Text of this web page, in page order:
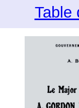
Table